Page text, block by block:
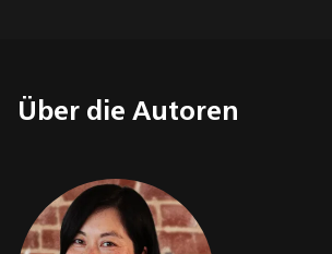
Über die Autoren